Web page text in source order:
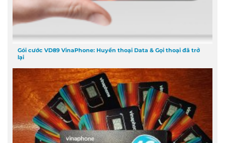
Gói cước VD89 VinaPhone: Huyền thoại Data & Gọi thoại đã trở
lại